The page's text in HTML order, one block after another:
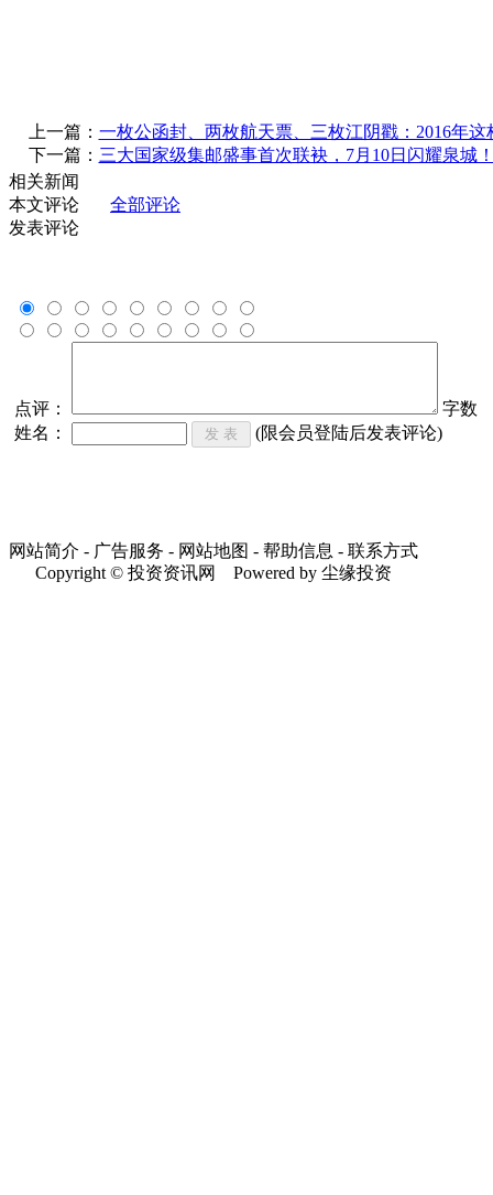
上一篇： 一枚公函封、两枚航天票、三枚江阴戳：2016年
下一篇： 三大国家级集邮盛事首次联袂，7月10日闪耀泉城
相关新闻
本文评论
全部评论
发表评论
点评：
字数
姓名：
(限会员登陆后发表评论)
网站简介 - 广告服务 - 网站地图 - 帮助信息 - 联系方式
Copyright © 投资资讯网 Powered by 尘缘投资